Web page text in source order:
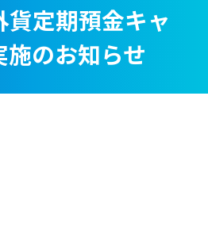
ーネットバンキング
ログオン
ーネットバンキング
貨定期預金キャ
施のお知らせ